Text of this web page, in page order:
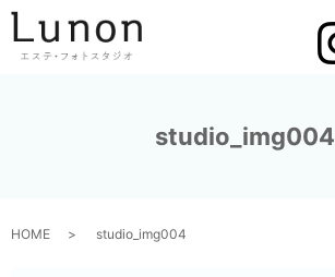
studio_img004
HOME studio_img004